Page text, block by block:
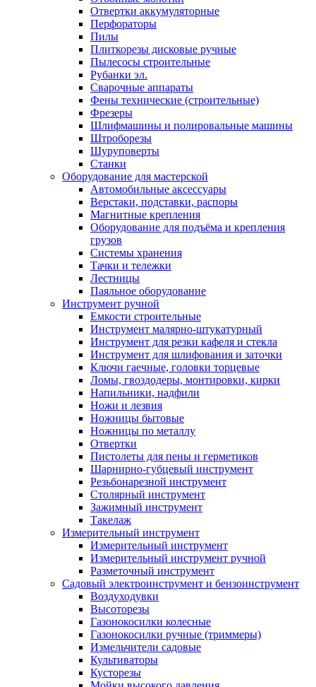
Отвертки аккумуляторные
Перфораторы
Пилы
Плиткорезы дисковые ручные
Пылесосы строительные
Рубанки эл.
Сварочные аппараты
Фены технические (строительные)
Фрезеры
Шлифмашины и полировальные машины
Штроборезы
Шуруповерты
Станки
Оборудование для мастерской
Автомобильные аксессуары
Верстаки, подставки, распоры
Магнитные крепления
Оборудование для подъёма и крепления
грузов
Системы хранения
Тачки и тележки
Лестницы
Паяльное оборудование
Инструмент ручной
Емкости строительные
Инструмент малярно-штукатурный
Инструмент для резки кафеля и стекла
Инструмент для шлифования и заточки
Ключи гаечные, головки торцевые
Ломы, гвоздодеры, монтировки, кирки
Напильники, надфили
Ножи и лезвия
Ножницы бытовые
Ножницы по металлу
Отвертки
Пистолеты для пены и герметиков
Шарнирно-губцевый инструмент
Резьбонарезной инструмент
Столярный инструмент
Зажимный инструмент
Такелаж
Измерительный инструмент
Измерительный инструмент
Измерительный инструмент ручной
Разметочный инструмент
Садовый электроинструмент и бензоинструмент
Воздуходувки
Высоторезы
Газонокосилки колесные
Газонокосилки ручные (триммеры)
Измельчители садовые
Культиваторы
Кусторезы